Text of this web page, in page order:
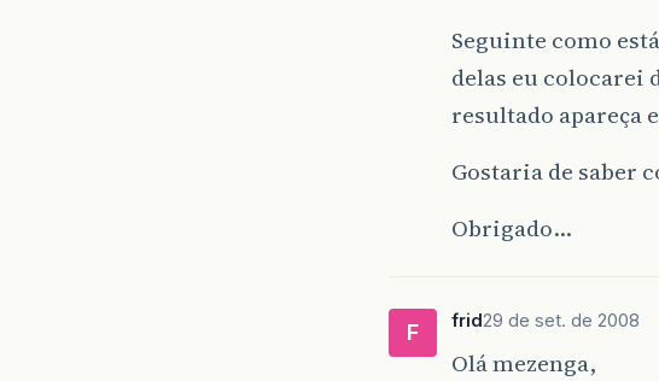
Seguinte como
delas eu colocarei
resultado apareça
Gostaria de saber
Obrigado…
F frid29 de set. de 2008
Olá mezenga,